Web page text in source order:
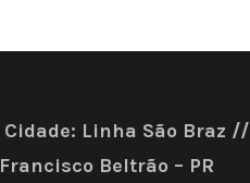
Cidade: Linha São Braz //
Francisco Beltrão – PR